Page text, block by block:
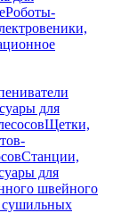
Роботы-
для
Щетки,
Станции,
для
швейного
сушильных